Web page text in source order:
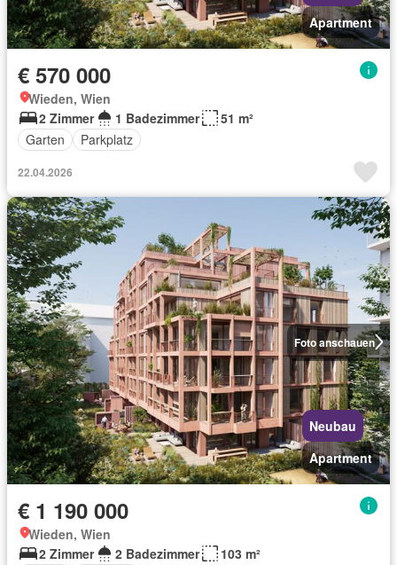
Apartment
€ 570 000
Wieden, Wien
2 Zimmer
1 Badezimmer
51 m²
Garten
Parkplatz
22.04.2026
Foto anschauen
Neubau
Apartment
€ 1 190 000
Wieden, Wien
2 Zimmer
2 Badezimmer
103 m²